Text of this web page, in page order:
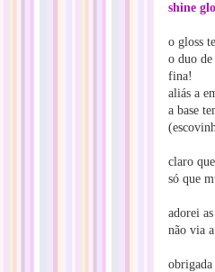
shine
o gloss
o duo
fina!
aliás a
a base
claro
só que
adorei
não via
obrigada